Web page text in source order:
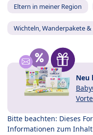
Eltern in meiner Region
Wichteln, Wanderpakete &
Neu
Bitte beachten: Dieses
Informationen zum